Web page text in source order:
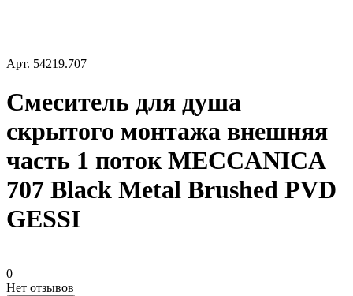
Арт. 54219.707
Смеситель для душа
скрытого монтажа внешняя
часть 1 поток MECCANICA
707 Black Metal Brushed PVD
GESSI
0
Нет отзывов